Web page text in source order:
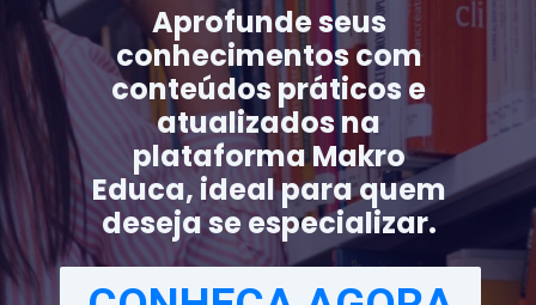
Aprofunde seus
conhecimentos com
conteúdos práticos e
atualizados na
plataforma Makro
Educa, ideal para quem
deseja se especializar.